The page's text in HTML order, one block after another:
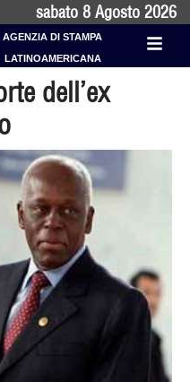
sabato 8 Agosto 2026
AGENZIA DI STAMPA
LATINOAMERICANA
dell’ex